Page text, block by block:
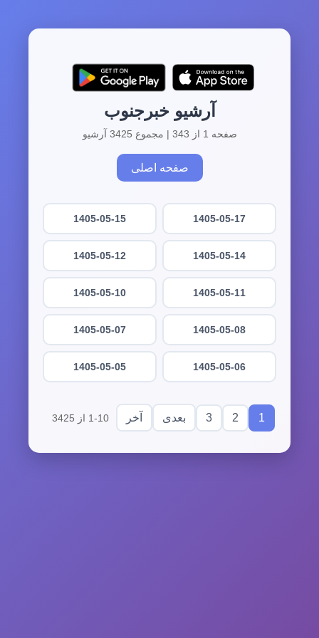
آرشیو خبرجنوب
صفحه 1 از 343 | مجموع 3425 آرشیو
صفحه اصلی
1405-05-17
1405-05-15
1405-05-14
1405-05-12
1405-05-11
1405-05-10
1405-05-08
1405-05-07
1405-05-06
1405-05-05
1
2
3 بعدی آخر 1-10 از 3425